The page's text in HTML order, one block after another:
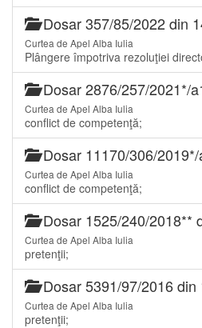
Dosar 357/85/2022 din
Curtea de Apel Alba Iulia
Plângere împotriva rezoluţiei
Dosar 2876/257/2021*/
Curtea de Apel Alba Iulia
conflict de competenţă;
Dosar 11170/306/
Curtea de Apel Alba Iulia
conflict de competenţă;
Dosar 1525/240/2018**
Curtea de Apel Alba Iulia
pretenţii;
Dosar 5391/97/2016 din
Curtea de Apel Alba Iulia
pretenţii;